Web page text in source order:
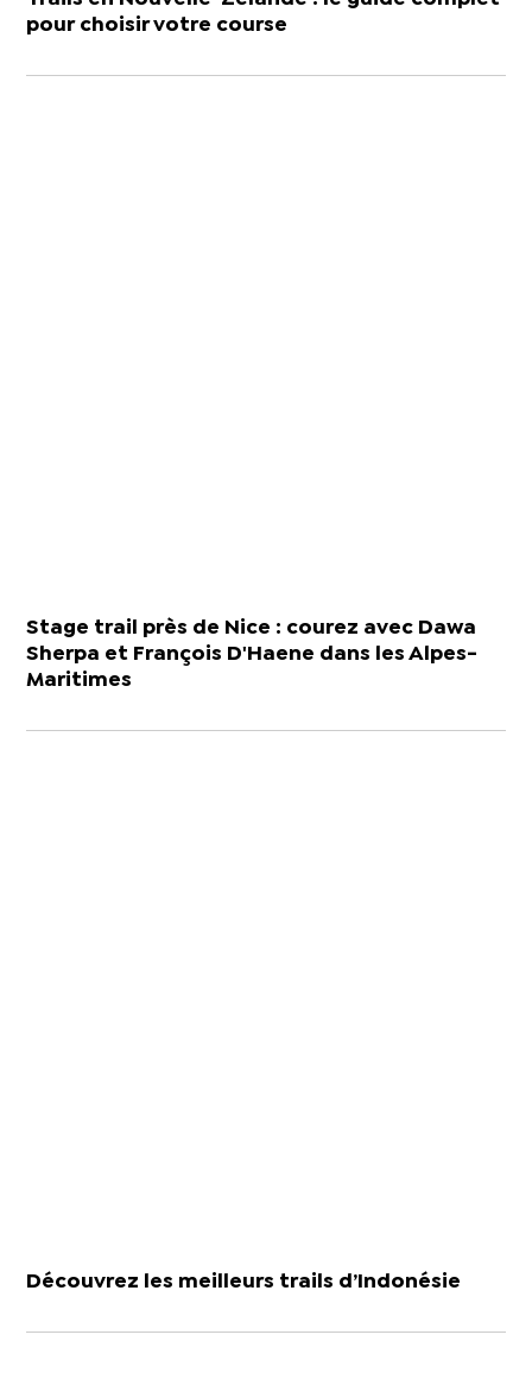
pour choisir votre course
Stage trail près de Nice : courez avec Dawa
Sherpa et François D'Haene dans les Alpes-
Maritimes
Découvrez les meilleurs trails d’Indonésie